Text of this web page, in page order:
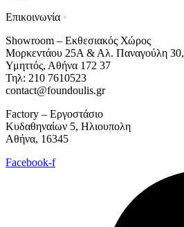
Επικοινωνία •
Showroom – Εκθεσιακός Χώρος
Μορκεντάου 25Α & Αλ. Παναγούλη 30,
Υμηττός, Αθήνα 172 37
Τηλ: 210 7610523
contact@foundoulis.gr
Factory – Εργοστάσιο
Κυδαθηναίων 5, Ηλιουπολη
Αθήνα, 16345
Facebook-f